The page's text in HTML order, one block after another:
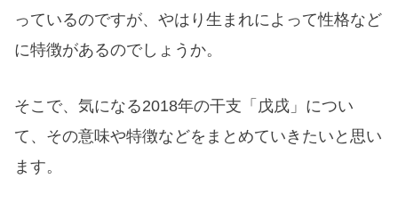
っているのですが、やはり生まれによって性格など
に特徴があるのでしょうか。
そこで、気になる2018年の干支「戊戌」につい
て、その意味や特徴などをまとめていきたいと思い
ます。